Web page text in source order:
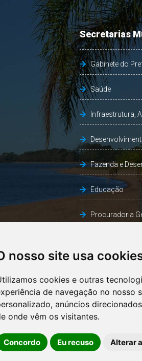
nosso site usa
cookies e outras
de navegação no nosso
anúncios
onde vêm os visitantes.
Concordo Eu recuso Alterar
Secretarias
Gabinete do
Saúde
Infraestrutura,
Fazenda e
Educação
Procuradoria